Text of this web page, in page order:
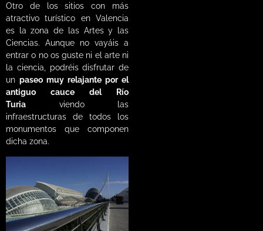
Otro de los sitios con más
atractivo turístico en Valencia
es la zona de las Artes y las
Ciencias. Aunque no vayáis a
entrar o no os guste ni el arte ni
la ciencia, podréis disfrutar de
unpaseo muy relajante por el
antiguo cauce del Río
Turia viendo las
infraestructuras de todos los
monumentos que componen
dicha zona.